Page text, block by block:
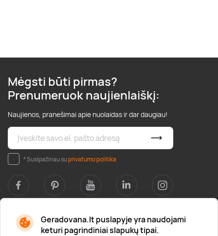
Geradovana.lt puslapyje yra naudojami
keturi pagrindiniai slapukų tipai.
Mėgsti būti pirmas?
Prenumeruok naujienlaiškį:
Naujienos, pranešimai apie nuolaidas ir dar daugiau!
* Susipažinau suprivatumo politika
Apie mus